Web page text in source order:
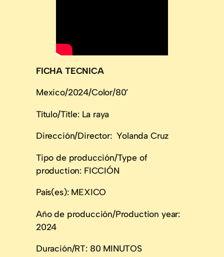
FICHA TECNICA
Mexico/2024/Color/80’
Título/Title: La raya
Dirección/Director: Yolanda Cruz
Tipo de producción/Type of
production: FICCIÓN
País(es): MEXICO
Año de producción/Production year:
2024
Duración/RT: 80 MINUTOS